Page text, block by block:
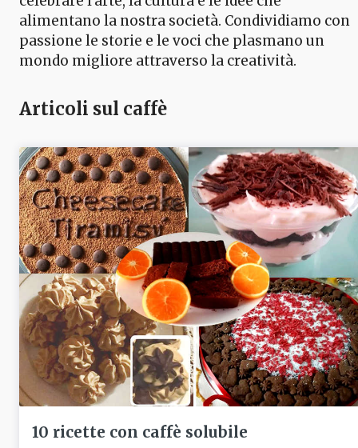
alimentano la nostra società. Condividiamo con
passione le storie e le voci che plasmano un
mondo migliore attraverso la creatività.
Articoli sul caffè
10 ricette con caffè solubile